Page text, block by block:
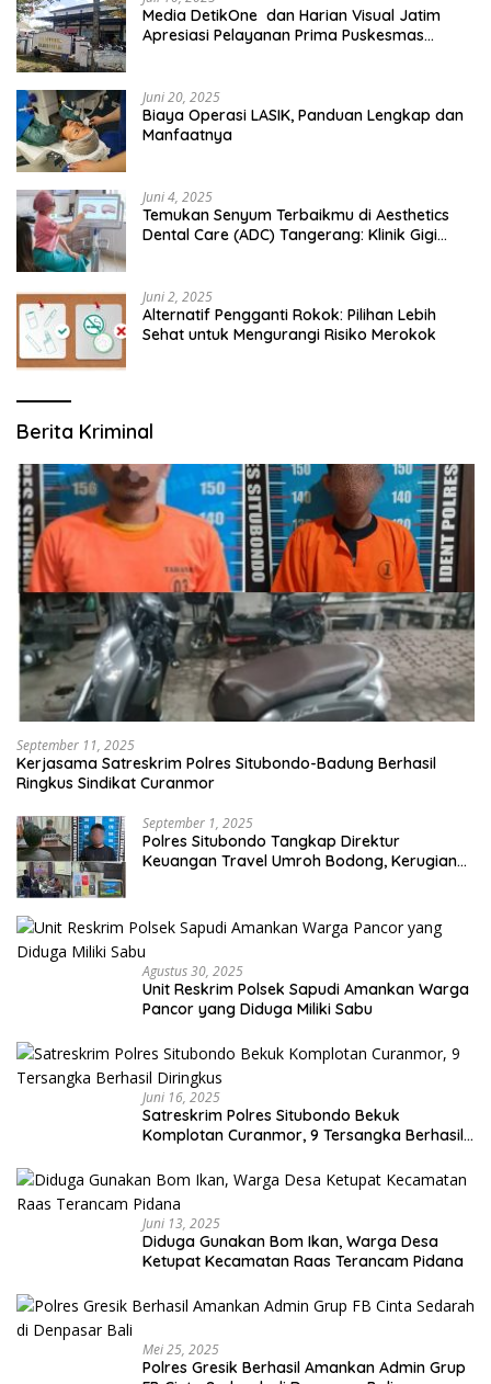
Media DetikOne dan Harian Visual Jatim
Apresiasi Pelayanan Prima Puskesmas
Juni 20, 2025
Biaya Operasi LASIK, Panduan Lengkap dan
Manfaatnya
Juni 4, 2025
Temukan Senyum Terbaikmu di Aesthetics
Dental Care (ADC) Tangerang: Klinik Gigi
Juni 2, 2025
Alternatif Pengganti Rokok: Pilihan Lebih
Sehat untuk Mengurangi Risiko Merokok
Berita Kriminal
September 11, 2025
Kerjasama Satreskrim Polres Situbondo-Badung Berhasil
Ringkus Sindikat Curanmor
September 1, 2025
Polres Situbondo Tangkap Direktur
Keuangan Travel Umroh Bodong, Kerugian
Agustus 30, 2025
Unit Reskrim Polsek Sapudi Amankan Warga
Pancor yang Diduga Miliki Sabu
Juni 16, 2025
Satreskrim Polres Situbondo Bekuk
Komplotan Curanmor, 9 Tersangka Berhasil
Juni 13, 2025
Diduga Gunakan Bom Ikan, Warga Desa
Ketupat Kecamatan Raas Terancam Pidana
Mei 25, 2025
Polres Gresik Berhasil Amankan Admin Grup